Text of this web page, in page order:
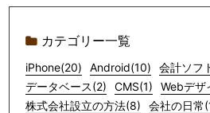
カテゴリー一覧
iPhone(20) Android(10) 会計ソフ
データベース(2)
CMS(1) Webデザ
株式会社設立の方法(8)
会社の日常